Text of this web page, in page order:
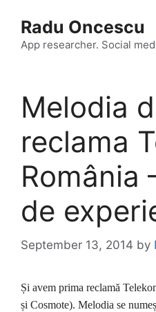
content
Radu Oncescu
App researcher. Social
Melodia
reclama
România
de
September 13, 2014 by
Și avem prima reclamă
și Cosmote). Melodia se